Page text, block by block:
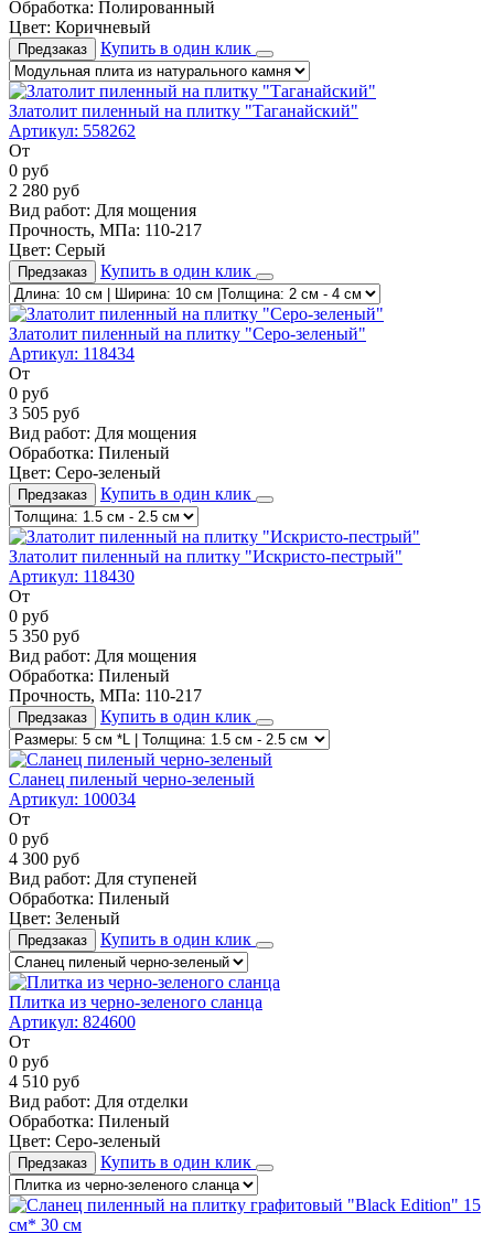
Обработка: Полированный
Цвет: Коричневый
Предзаказ Купить в один клик
Златолит пиленный на плитку "Таганайский"
Артикул: 558262
От
0 руб
2 280 руб
Вид работ: Для мощения
Прочность, МПа: 110-217
Цвет: Серый
Предзаказ Купить в один клик
Златолит пиленный на плитку "Серо-зеленый"
Артикул: 118434
От
0 руб
3 505 руб
Вид работ: Для мощения
Обработка: Пиленый
Цвет: Серо-зеленый
Предзаказ Купить в один клик
Златолит пиленный на плитку "Искристо-пестрый"
Артикул: 118430
От
0 руб
5 350 руб
Вид работ: Для мощения
Обработка: Пиленый
Прочность, МПа: 110-217
Предзаказ Купить в один клик
Сланец пиленый черно-зеленый
Артикул: 100034
От
0 руб
4 300 руб
Вид работ: Для ступеней
Обработка: Пиленый
Цвет: Зеленый
Предзаказ Купить в один клик
Плитка из черно-зеленого сланца
Артикул: 824600
От
0 руб
4 510 руб
Вид работ: Для отделки
Обработка: Пиленый
Цвет: Серо-зеленый
Предзаказ Купить в один клик